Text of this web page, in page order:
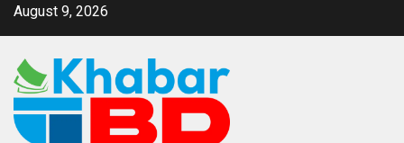
August 9, 2026